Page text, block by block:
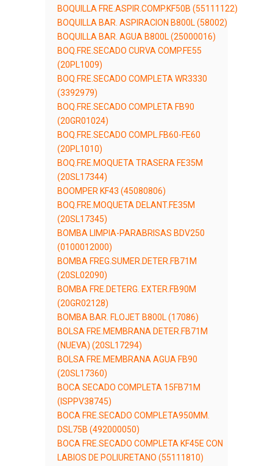
BOQUILLA FRE.ASPIR.COMP.KF50B (55111122)
BOQUILLA BAR. ASPIRACION B800L (58002)
BOQUILLA BAR. AGUA B800L (25000016)
BOQ.FRE.SECADO CURVA COMP.FE55
(20PL1009)
BOQ.FRE.SECADO COMPLETA WR3330
(3392979)
BOQ.FRE.SECADO COMPLETA FB90
(20GR01024)
BOQ.FRE.SECADO COMPL.FB60-FE60
(20PL1010)
BOQ.FRE.MOQUETA TRASERA FE35M
(20SL17344)
BOOMPER KF43 (45080806)
BOQ.FRE.MOQUETA DELANT.FE35M
(20SL17345)
BOMBA LIMPIA-PARABRISAS BDV250
(0100012000)
BOMBA FREG.SUMER.DETER.FB71M
(20SL02090)
BOMBA FRE.DETERG. EXTER.FB90M
(20GR02128)
BOMBA BAR. FLOJET B800L (17086)
BOLSA FRE.MEMBRANA DETER.FB71M
(NUEVA) (20SL17294)
BOLSA FRE.MEMBRANA AGUA FB90
(20SL17360)
BOCA SECADO COMPLETA 15FB71M
(ISPPV38745)
BOCA FRE.SECADO COMPLETA950MM.
DSL75B (492000050)
BOCA FRE.SECADO COMPLETA KF45E CON
LABIOS DE POLIURETANO (55111810)